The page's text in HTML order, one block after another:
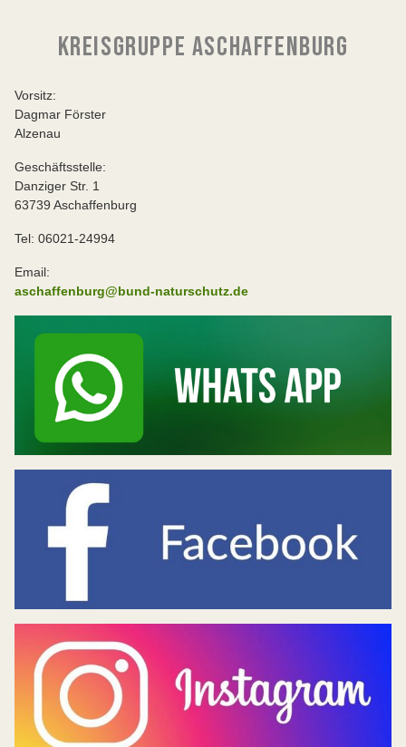
KREISGRUPPE ASCHAFFENBURG
Vorsitz:
Dagmar Förster
Alzenau
Geschäftsstelle:
Danziger Str. 1
63739 Aschaffenburg
Tel: 06021-24994
Email:
aschaffenburg@bund-naturschutz.de